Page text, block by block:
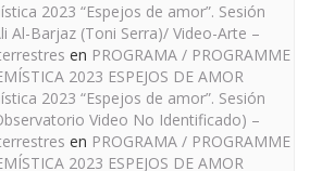
2023 “Espejos de amor”. Sesión
Al-Barjaz (Toni Serra)/ Video-Arte –
en PROGRAMA / PROGRAMME
2023 ESPEJOS DE AMOR
2023 “Espejos de amor”. Sesión
Video No Identificado) –
en PROGRAMA / PROGRAMME
2023 ESPEJOS DE AMOR